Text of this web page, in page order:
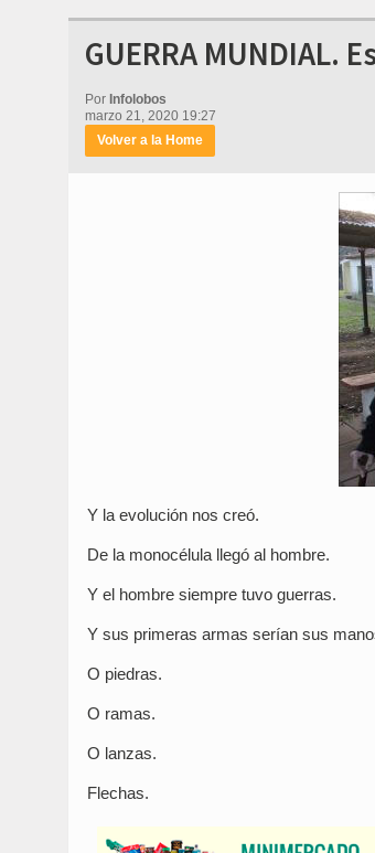
GUERRA MUNDIAL.
Por Infolobos
marzo 21, 2020 19:27
Volver a la Home
Y la evolución nos creó.
De la monocélula llegó al hombre.
Y el hombre siempre tuvo guerras.
Y sus primeras armas serían sus
O piedras.
O ramas.
O lanzas.
Flechas.